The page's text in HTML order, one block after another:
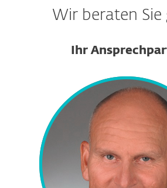
Wir beraten Sie
Ihr